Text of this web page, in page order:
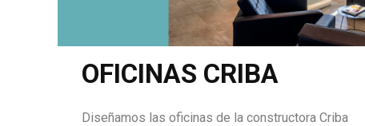
OFICINAS CRIBA
Diseñamos las oficinas de la constructora Criba